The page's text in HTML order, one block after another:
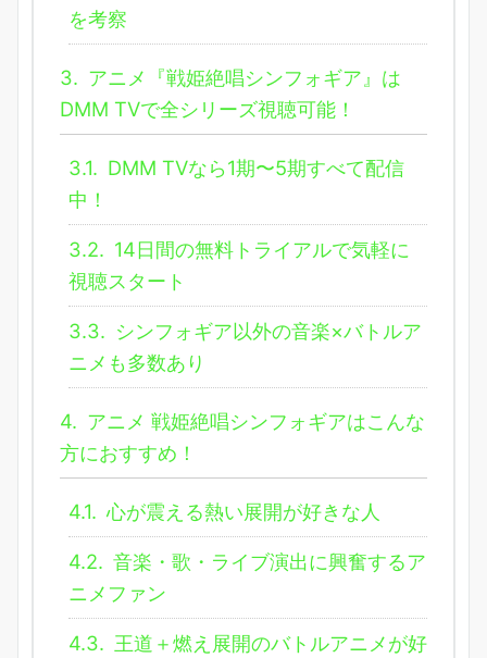
を考察
3. アニメ『戦姫絶唱シンフォギア』は
DMM TVで全シリーズ視聴可能！
3.1. DMM TVなら1期〜5期すべて配信
中！
3.2. 14日間の無料トライアルで気軽に
視聴スタート
3.3. シンフォギア以外の音楽×バトルア
ニメも多数あり
4. アニメ 戦姫絶唱シンフォギアはこんな
方におすすめ！
4.1. 心が震える熱い展開が好きな人
4.2. 音楽・歌・ライブ演出に興奮するア
ニメファン
4.3. 王道＋燃え展開のバトルアニメが好